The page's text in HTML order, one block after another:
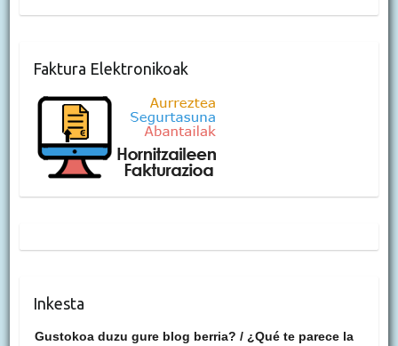
Faktura Elektronikoak
Inkesta
Gustokoa duzu gure blog berria? / ¿Qué te parece la